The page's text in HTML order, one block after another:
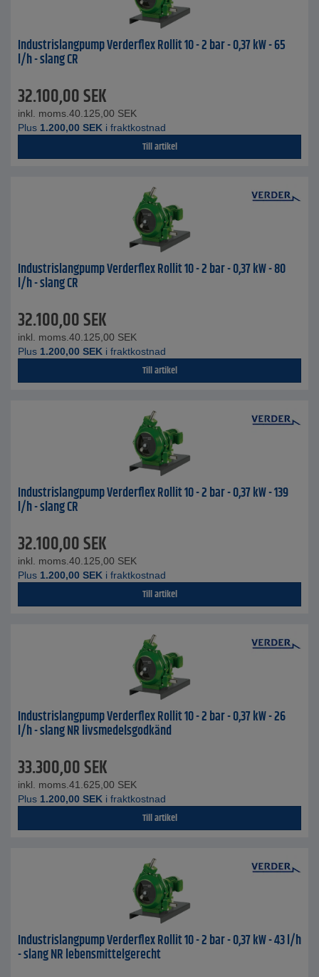
Industrislangpump Verderflex Rollit 10 - 2 bar - 0,37 kW - 65
l/h - slang CR
32.100,00SEK
inkl. moms. 40.125,00 SEK
Plus 1.200,00 SEK i fraktkostnad
Till artikel
Industrislangpump Verderflex Rollit 10 - 2 bar - 0,37 kW - 80
l/h - slang CR
32.100,00SEK
inkl. moms. 40.125,00 SEK
Plus 1.200,00 SEK i fraktkostnad
Till artikel
Industrislangpump Verderflex Rollit 10 - 2 bar - 0,37 kW - 139
l/h - slang CR
32.100,00SEK
inkl. moms. 40.125,00 SEK
Plus 1.200,00 SEK i fraktkostnad
Till artikel
Industrislangpump Verderflex Rollit 10 - 2 bar - 0,37 kW - 26
l/h - slang NR livsmedelsgodkänd
33.300,00SEK
inkl. moms. 41.625,00 SEK
Plus 1.200,00 SEK i fraktkostnad
Till artikel
Industrislangpump Verderflex Rollit 10 - 2 bar - 0,37 kW - 43 l/h
- slang NR lebensmittelgerecht